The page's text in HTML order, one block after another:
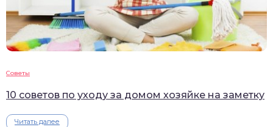
Советы
10 советов по уходу за домом хозяйке на заметку
Читать далее